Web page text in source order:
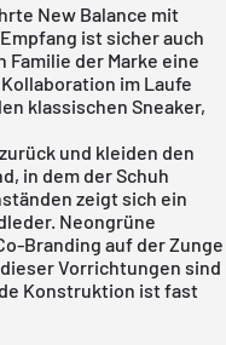
New Balance mit
ist sicher auch
Familie der Marke eine
im Laufe
klassischen Sneaker,
und kleiden den
in dem der Schuh
zeigt sich ein
Neongrüne
Branding auf der Zunge
Vorrichtungen sind
Konstruktion ist fast